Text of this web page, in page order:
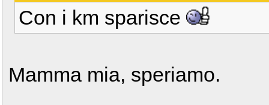
Con i km sparisce
Mamma mia, speriamo.